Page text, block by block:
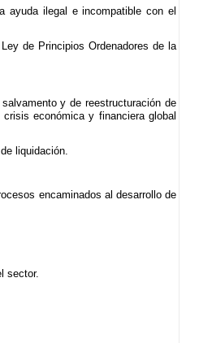
ayuda ilegal e incompatible con el
de Principios Ordenadores de la
y de reestructuración de
económica y financiera global
liquidación.
encaminados al desarrollo de
sector.